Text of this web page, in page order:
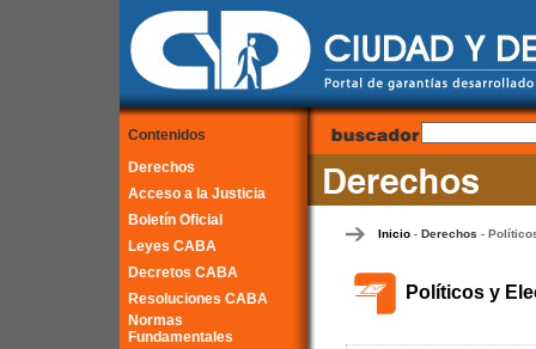
Contenidos
Derechos
Acceso a la Justicia
Boletín Oficial
Leyes CABA
Decretos CABA
Resoluciones CABA
Normas
Fundamentales
Inicio- Derechos -
Políticos y